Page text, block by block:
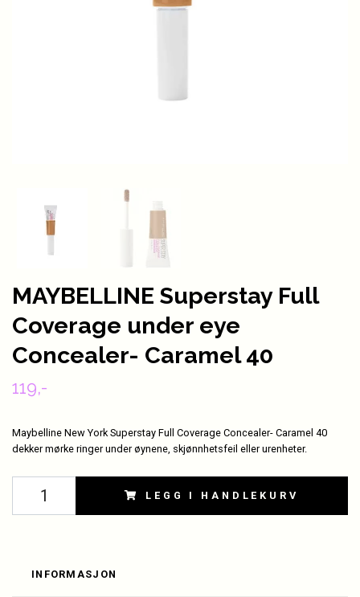
MAYBELLINE Superstay Full
Coverage under eye
Concealer- Caramel 40
119,-
Maybelline New York Superstay Full Coverage Concealer- Caramel 40
dekker mørke ringer under øynene, skjønnhetsfeil eller urenheter.
LEGG I HANDLEKURV
INFORMASJON